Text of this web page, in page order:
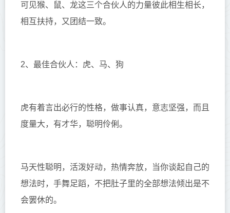
可见猴、鼠、龙这三个合伙人的力量彼此相生相长，
相互扶持，又团结一致。
2、最佳合伙人：虎、马、狗
虎有着言出必行的性格，做事认真，意志坚强，而且
度量大，有才华，聪明伶俐。
马天性聪明，活泼好动，热情奔放，当你谈起自己的
想法时，手舞足蹈，不把肚子里的全部想法倾出是不
会罢休的。